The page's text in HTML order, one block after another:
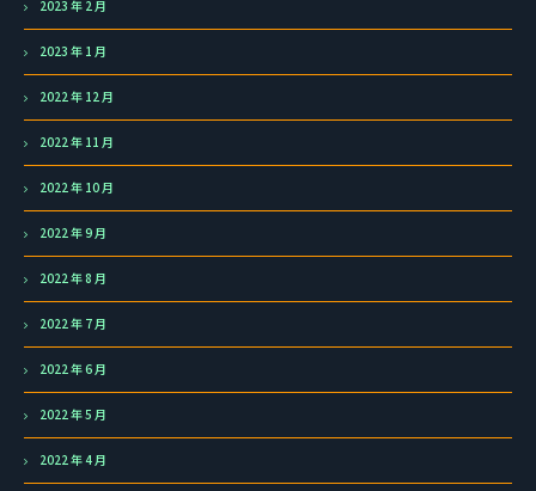
2023 年 2 月
2023 年 1 月
2022 年 12 月
2022 年 11 月
2022 年 10 月
2022 年 9 月
2022 年 8 月
2022 年 7 月
2022 年 6 月
2022 年 5 月
2022 年 4 月